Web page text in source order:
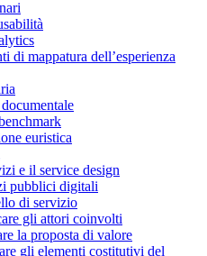
di mappatura dell’esperienza
euristica
e il service design
pubblici digitali
di servizio
gli attori coinvolti
la proposta di valore
gli elementi costitutivi del